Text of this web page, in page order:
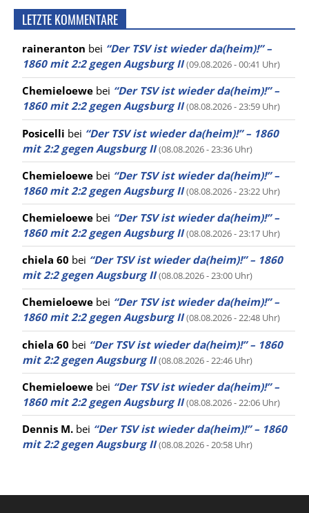
LETZTE KOMMENTARE
raineranton bei “Der TSV ist wieder da(heim)!” –
1860 mit 2:2 gegen Augsburg II (09.08.2026 - 00:41 Uhr)
Chemieloewe bei “Der TSV ist wieder da(heim)!” –
1860 mit 2:2 gegen Augsburg II (08.08.2026 - 23:59 Uhr)
Posicelli bei “Der TSV ist wieder da(heim)!” – 1860
mit 2:2 gegen Augsburg II (08.08.2026 - 23:36 Uhr)
Chemieloewe bei “Der TSV ist wieder da(heim)!” –
1860 mit 2:2 gegen Augsburg II (08.08.2026 - 23:22 Uhr)
Chemieloewe bei “Der TSV ist wieder da(heim)!” –
1860 mit 2:2 gegen Augsburg II (08.08.2026 - 23:17 Uhr)
chiela 60 bei “Der TSV ist wieder da(heim)!” – 1860
mit 2:2 gegen Augsburg II (08.08.2026 - 23:00 Uhr)
Chemieloewe bei “Der TSV ist wieder da(heim)!” –
1860 mit 2:2 gegen Augsburg II (08.08.2026 - 22:48 Uhr)
chiela 60 bei “Der TSV ist wieder da(heim)!” – 1860
mit 2:2 gegen Augsburg II (08.08.2026 - 22:46 Uhr)
Chemieloewe bei “Der TSV ist wieder da(heim)!” –
1860 mit 2:2 gegen Augsburg II (08.08.2026 - 22:06 Uhr)
Dennis M. bei “Der TSV ist wieder da(heim)!” – 1860
mit 2:2 gegen Augsburg II (08.08.2026 - 20:58 Uhr)